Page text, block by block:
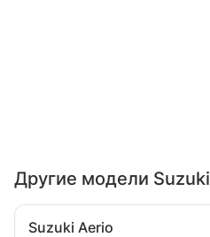
Другие модели Suzuki
Suzuki Aerio